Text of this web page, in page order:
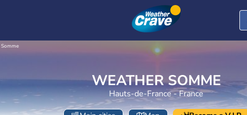
Somme
WEATHER SOMME
Hauts-de-France - France